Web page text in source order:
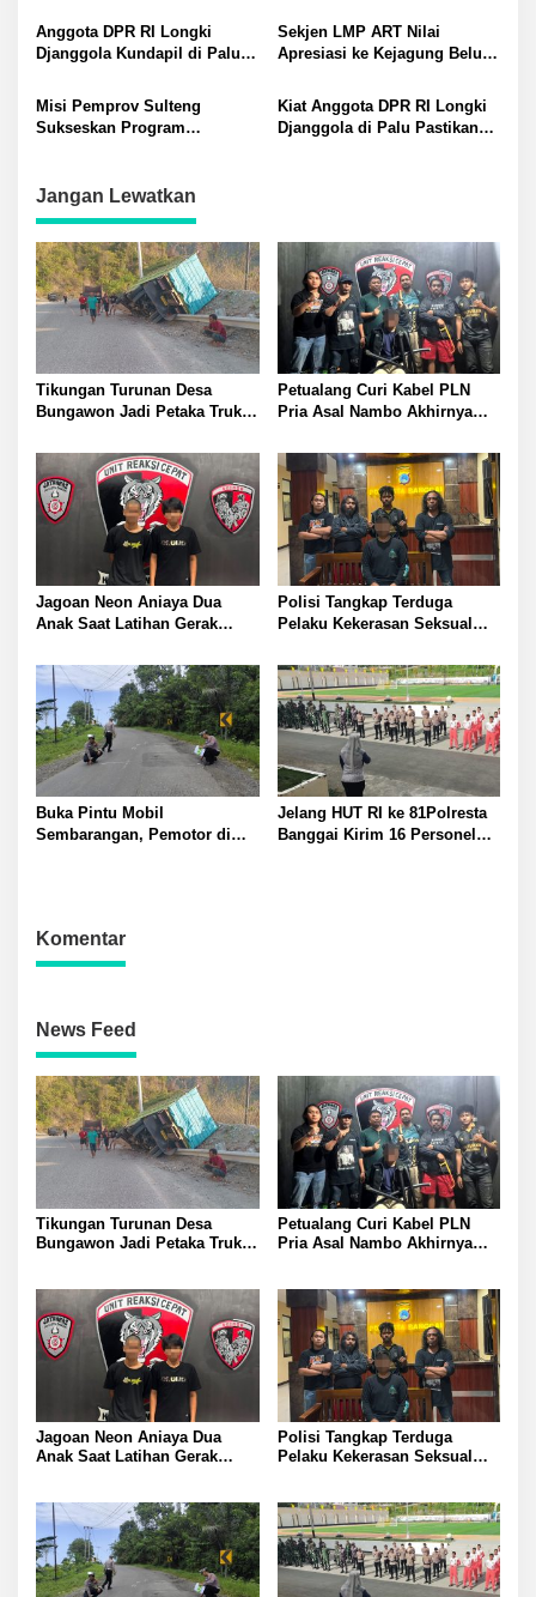
ATR/BPN: Keresahan
Masyarakat itu Nyata
Kemiskinan: Kawal Program
Prioritas Presiden Prabowo
Anggota DPR RI Longki
Djanggola Kundapil di Palu
Kritik dan Masukan hingga
Kawal Program Pemerintah
Sekjen LMP ART Nilai
Apresiasi ke Kejagung Belum
Kesenjangan Perhatian
Negara
Misi Pemprov Sulteng
Sukseskan Program
Asta Cita Dirasakan
Kiat Anggota DPR RI Longki
Djanggola di Palu Pastikan
Jangan Lewatkan
Tikungan Turunan Desa
Bungawon Jadi Petaka Truk
Terperosok dan Rusak Berat
Petualang Curi Kabel PLN
Pria Asal Nambo Akhirnya
Jagoan Neon Aniaya Dua
Anak Saat Latihan Gerak
Polresta Banggai
Polisi Tangkap Terduga
Pelaku Kekerasan Seksual
Luwuk
Buka Pintu Mobil
Sembarangan, Pemotor di
Jelang HUT RI ke 81Polresta
Banggai Kirim 16 Personel
Komentar
News Feed
Tikungan Turunan Desa
Bungawon Jadi Petaka Truk
Petualang Curi Kabel PLN
Pria Asal Nambo Akhirnya
Jagoan Neon Aniaya Dua
Anak Saat Latihan Gerak
Polisi Tangkap Terduga
Pelaku Kekerasan Seksual